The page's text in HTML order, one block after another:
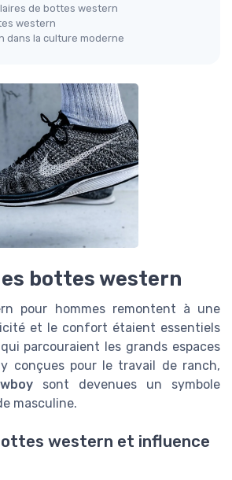
de bottes western
western
dans la culture moderne
bottes western
pour hommes remontent à une
et le confort étaient essentiels
parcouraient les grands espaces
conçues pour le travail de ranch,
sont devenues un symbole
masculine.
western et influence